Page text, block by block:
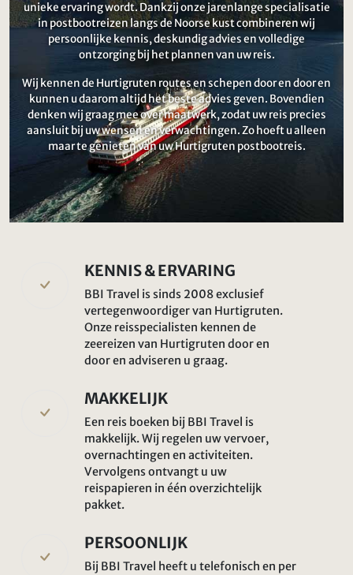
unieke ervaring wordt. Dankzij onze jarenlange specialisatie
in postbootreizen langs de Noorse kust combineren wij
persoonlijke kennis, deskundig advies en volledige
ontzorging bij het plannen van uw reis.
Wij kennen de Hurtigruten routes en schepen door en door en
kunnen u daarom altijd het beste advies geven. Bovendien
denken wij graag mee over maatwerk, zodat uw reis precies
aansluit bij uw wensen en verwachtingen. Zo hoeft u alleen
maar te genieten van uw Hurtigruten postbootreis.
KENNIS & ERVARING
BBI Travel is sinds 2008 exclusief
vertegenwoordiger van Hurtigruten.
Onze reisspecialisten kennen de
zeereizen van Hurtigruten door en
door en adviseren u graag.
MAKKELIJK
Een reis boeken bij BBI Travel is
makkelijk. Wij regelen uw vervoer,
overnachtingen en activiteiten.
Vervolgens ontvangt u uw
reispapieren in één overzichtelijk
pakket.
PERSOONLIJK
Bij BBI Travel heeft u telefonisch en per